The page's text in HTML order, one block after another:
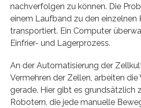
nachverfolgen zu können. Die
einem Laufband zu den einzelnen
transportiert. Ein Computer
Einfrier- und Lagerprozess.
An der Automatisierung der
Vermehren der Zellen, arbeiten
gerade. Hier gibt es grundsätzlich
Robotern, die jede manuelle